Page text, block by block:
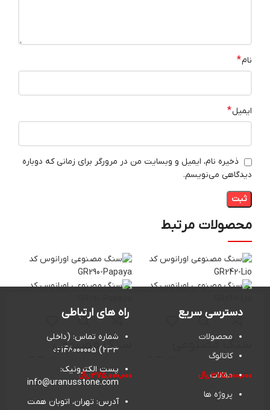
نام*
ایمیل*
ذخیره نام، ایمیل و وبسایت من در مرورگر برای زمانی که دوباره
دیدگاهی می‌نویسم.
محصولات مرتبط
سنگ مصنوعی
Lio
375,000,000﷼
سنگ مصنوعی
اورانوس کد GR290-
Papaya
375,000,000﷼
دسترسی سریع
محصولات
کاتالوگ
مقالات
پروژه ها
راه های ارتباطی
شماره تماس: (داخلی
233) 02148000005
پست الکترونیک:
info@uranusstone.com
آدرس: تهران، اتوبان همت